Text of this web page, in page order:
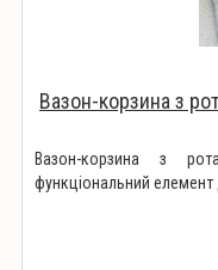
Вазон-корзина з
Вазон-корзина з
функціональний елемент